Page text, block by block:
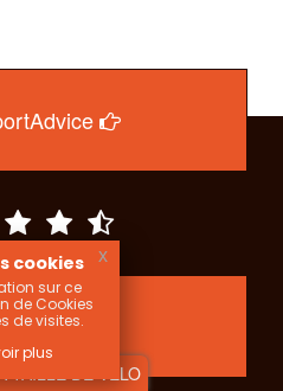
TAILLE DE VELO
: 4.49 / 5
cookies
sur ce
de Cookies
de visites.
plus
x